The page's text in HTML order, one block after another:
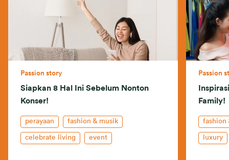
Passion story
Siapkan 8 Hal Ini Sebelum Nonton
Konser!
perayaan fashion & musik
celebrate living event
Passion
Family!
fashion
luxury